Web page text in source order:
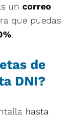
un correo
que puedas
.
de
DNI?
hasta